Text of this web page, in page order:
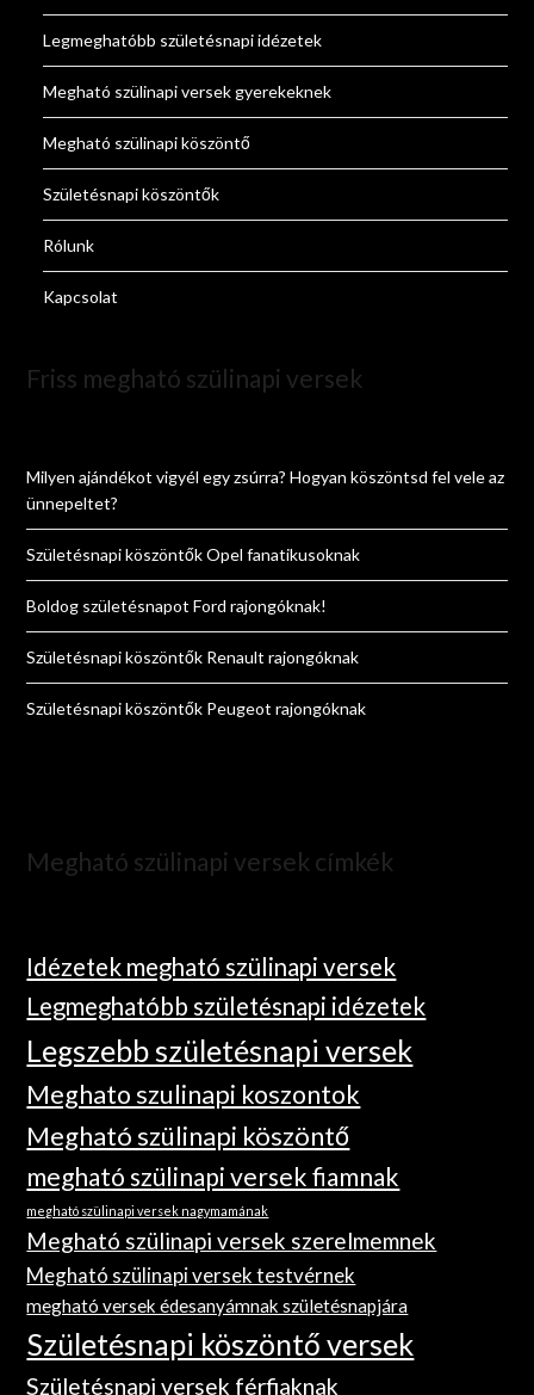
Legmeghatóbb születésnapi idézetek
Megható szülinapi versek gyerekeknek
Megható szülinapi köszöntő
Születésnapi köszöntők
Rólunk
Kapcsolat
Friss megható szülinapi versek
Milyen ajándékot vigyél egy zsúrra? Hogyan köszöntsd fel vele az
ünnepeltet?
Születésnapi köszöntők Opel fanatikusoknak
Boldog születésnapot Ford rajongóknak!
Születésnapi köszöntők Renault rajongóknak
Születésnapi köszöntők Peugeot rajongóknak
Megható szülinapi versek címkék
Idézetek megható szülinapi versek
Legmeghatóbb születésnapi idézetek
Legszebb születésnapi versek
Meghato szulinapi koszontok
Megható szülinapi köszöntő
megható szülinapi versek fiamnak
megható szülinapi versek nagymamának
Megható szülinapi versek szerelmemnek
Megható szülinapi versek testvérnek
megható versek édesanyámnak születésnapjára
Születésnapi köszöntő versek
Születésnapi versek férfiaknak